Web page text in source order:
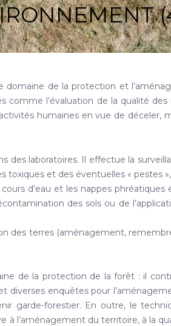
domaine de la protection et
comme l’évaluation de la qualité des
humaines en vue de déceler,
des laboratoires. Il effectue la
toxiques et des éventuelles « pestes
d’eau et les nappes phréatiques
des sols ou de
des terres (aménagement,
de la protection de la forêt : il
diverses enquêtes pour
garde-forestier. En outre, le
à l’aménagement du territoire, à la